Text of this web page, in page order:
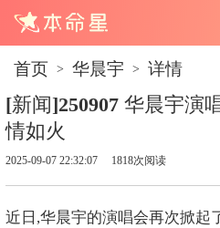
首页 > 华晨宇 > 详情
[新闻]250907 华晨宇演
情如火
2025-09-07 22:32:07 1818次阅读
近日,华晨宇的演唱会再次掀起